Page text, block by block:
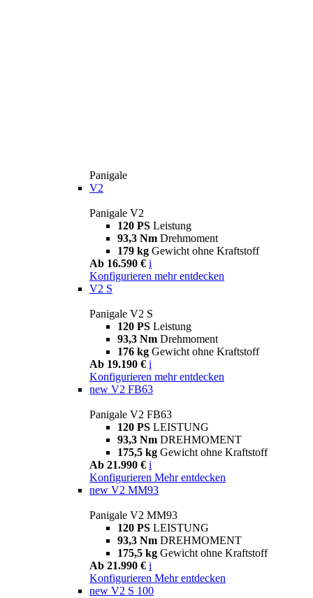
Panigale
V2
Panigale V2
120 PS Leistung
93,3 Nm Drehmoment
179 kg Gewicht ohne Kraftstoff
Ab 16.590 € i
Konfigurieren mehr entdecken
V2 S
Panigale V2 S
120 PS Leistung
93,3 Nm Drehmoment
176 kg Gewicht ohne Kraftstoff
Ab 19.190 € i
Konfigurieren mehr entdecken
new V2 FB63
Panigale V2 FB63
120 PS LEISTUNG
93,3 Nm DREHMOMENT
175,5 kg Gewicht ohne Kraftstoff
Ab 21.990 € i
Konfigurieren Mehr entdecken
new V2 MM93
Panigale V2 MM93
120 PS LEISTUNG
93,3 Nm DREHMOMENT
175,5 kg Gewicht ohne Kraftstoff
Ab 21.990 € i
Konfigurieren Mehr entdecken
new V2 S 100